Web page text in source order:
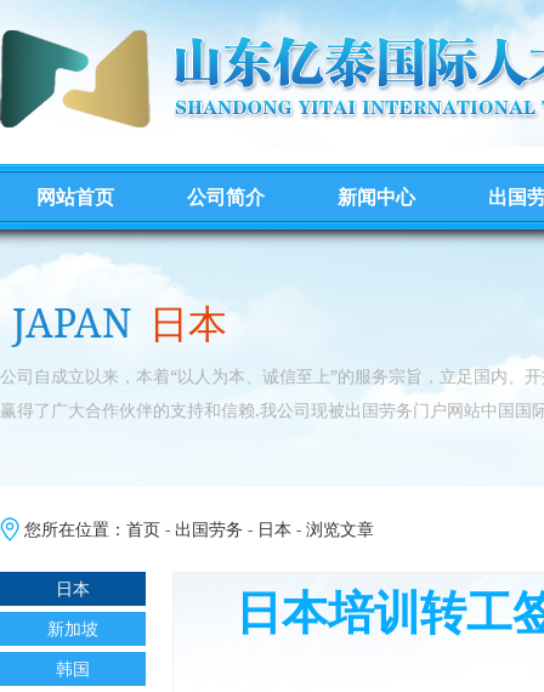
网站首页 公司简介 新闻中心 出国
JAPAN 日本
公司自成立以来，本着“以人为本、诚信至上”的服务宗旨，立足国内、
赢得了广大合作伙伴的支持和信赖.我公司现被出国劳务门户网站中国国
您所在位置： 首页 - 出国劳务 - 日本 - 浏览文章
日本
新加坡
韩国
日本培训转工